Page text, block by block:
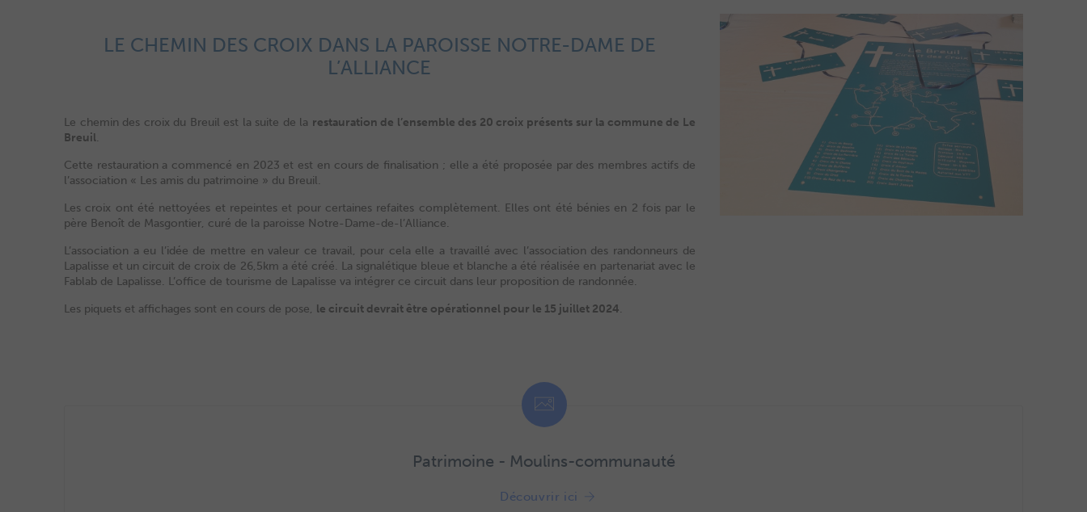
LE CHEMIN DES CROIX DANS LA PAROISSE NOTRE-DAME DE
L’ALLIANCE
Le chemin des croix du Breuil est la suite de la restauration de l’ensemble des 20 croix présents sur la commune de Le
Breuil.
Cette restauration a commencé en 2023 et est en cours de finalisation ; elle a été proposée par des membres actifs de
l’association « Les amis du patrimoine » du Breuil.
Les croix ont été nettoyées et repeintes et pour certaines refaites complètement. Elles ont été bénies en 2 fois par le
père Benoît de Masgontier, curé de la paroisse Notre-Dame-de-l’Alliance.
L’association a eu l’idée de mettre en valeur ce travail, pour cela elle a travaillé avec l’association des randonneurs de
Lapalisse et un circuit de croix de 26,5km a été créé. La signalétique bleue et blanche a été réalisée en partenariat avec le
Fablab de Lapalisse. L’office de tourisme de Lapalisse va intégrer ce circuit dans leur proposition de randonnée.
Les piquets et affichages sont en cours de pose, le circuit devrait être opérationnel pour le 15 juillet 2024.
Patrimoine - Moulins-communauté
Découvrir ici